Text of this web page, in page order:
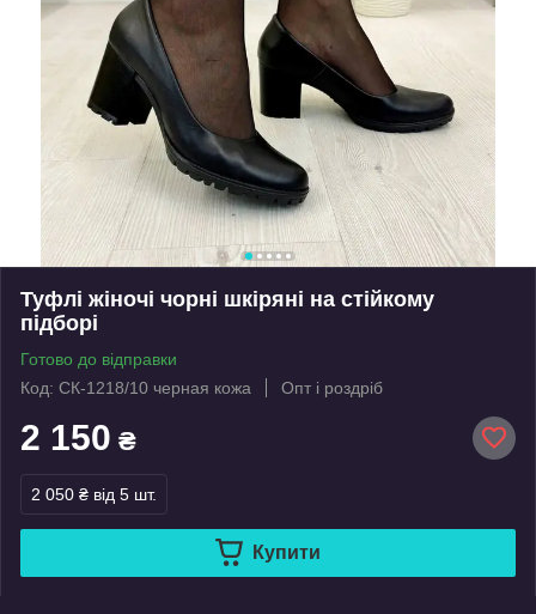
Туфлі жіночі чорні шкіряні на стійкому
підборі
Готово до відправки
Код: СК-1218/10 черная кожа
Опт і роздріб
2 150 ₴
2 050 ₴ від 5 шт.
Купити